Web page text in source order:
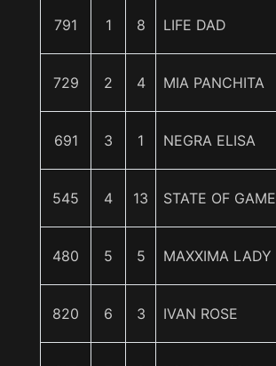
791 1 8 LIFE DAD
729 2 4 MIA PANCHITA
691 3 1 NEGRA ELISA
545 4 13 STATE OF GAME
480 5 5 MAXXIMA LADY
820 6 3 IVAN ROSE